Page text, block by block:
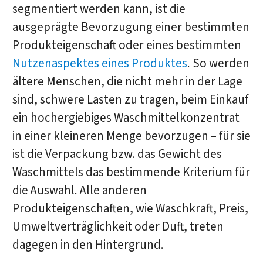
segmentiert werden kann, ist die
ausgeprägte Bevorzugung einer bestimmten
Produkteigenschaft oder eines bestimmten
Nutzenaspektes eines Produktes. So werden
ältere Menschen, die nicht mehr in der Lage
sind, schwere Lasten zu tragen, beim Einkauf
ein hochergiebiges Waschmittelkonzentrat
in einer kleineren Menge bevorzugen – für sie
ist die Verpackung bzw. das Gewicht des
Waschmittels das bestimmende Kriterium für
die Auswahl. Alle anderen
Produkteigenschaften, wie Waschkraft, Preis,
Umweltverträglichkeit oder Duft, treten
dagegen in den Hintergrund.